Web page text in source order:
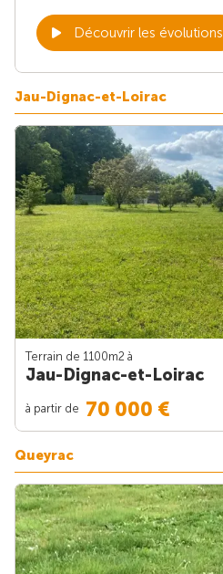
Découvrir les évolutions
Jau-Dignac-et-Loirac
Terrain de 1100m2 à
Jau-Dignac-et-Loirac
à partir de 70 000 €
Queyrac